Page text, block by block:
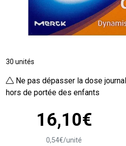
30 unités
Ne pas dépasser la dose
hors de portée des enfants
16,10€
0,54€/unité